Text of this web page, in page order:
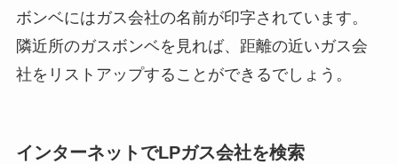
ボンベにはガス会社の名前が印字されています。
隣近所のガスボンベを見れば、距離の近いガス会
社をリストアップすることができるでしょう。
インターネットでLPガス会社を検索